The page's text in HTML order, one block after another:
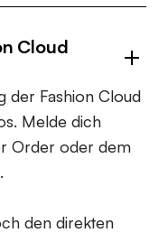
Cloud
der Fashion Cloud
Melde dich
Order oder dem
den direkten